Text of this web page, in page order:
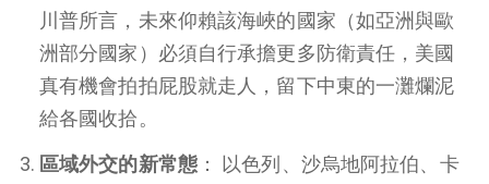
川普所言，未來仰賴該海峽的國家（如亞洲與歐
洲部分國家）必須自行承擔更多防衛責任，美國
真有機會拍拍屁股就走人，留下中東的一灘爛泥
給各國收拾。
區域外交的新常態： 以色列、沙烏地阿拉伯、卡